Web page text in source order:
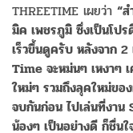
THREETIME เผยว่า “
มิค เพชรภูมิ ซึ่งเป็นโปร
เร็วขึ้นดูครับ หลังจาก
Time จะหม่นๆ เหงาๆ
ใหม่ๆ รวมถึงลุคใหม่ขอ
จบกันก่อน ไปเล่นที่งา
น้องๆ เป็นอย่างดี ก็ชื่น